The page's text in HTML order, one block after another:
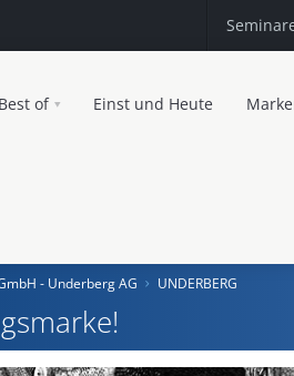
Best of Einst und Heute
- Underberg AG UNDERBERG